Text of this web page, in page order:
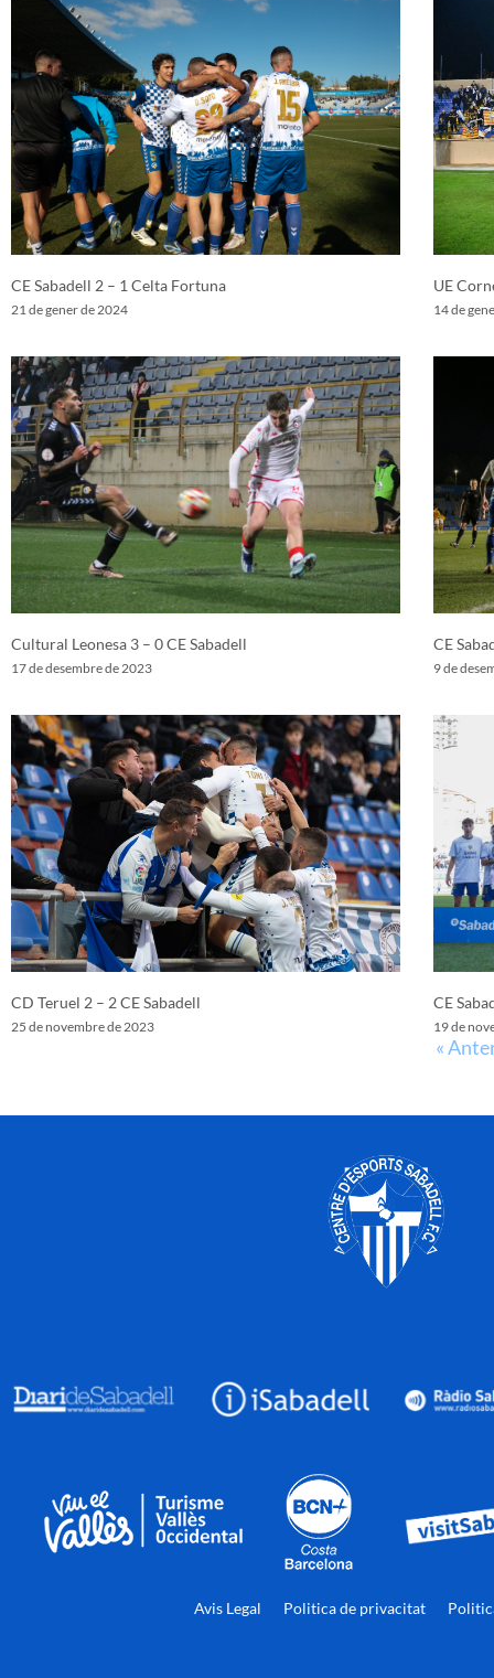
CE Sabadell 2 – 1 Celta Fortuna
21 de gener de 2024
UE
14 de
Cultural Leonesa 3 – 0 CE Sabadell
17 de desembre de 2023
CE
9 de
CD Teruel 2 – 2 CE Sabadell
25 de novembre de 2023
CE
19 de
«
Avis Legal Politica de privacitat